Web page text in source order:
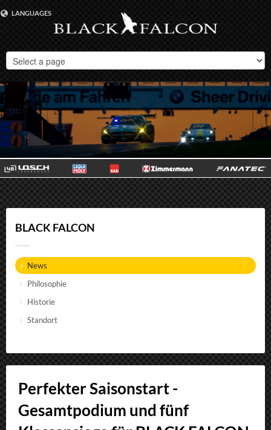
LANGUAGES
BLACK FALCON
News
Philosophie
Historie
Standort
Perfekter Saisonstart -
Gesamtpodium und fünf